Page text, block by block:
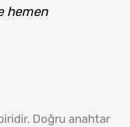
hemen
Doğru anahtar